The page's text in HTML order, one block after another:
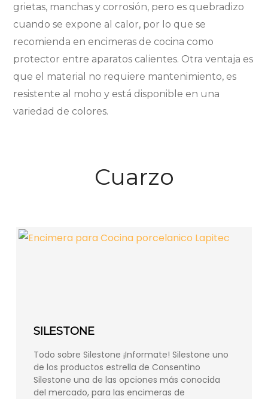
grietas, manchas y corrosión, pero es quebradizo
cuando se expone al calor, por lo que se
recomienda en encimeras de cocina como
protector entre aparatos calientes. Otra ventaja es
que el material no requiere mantenimiento, es
resistente al moho y está disponible en una
variedad de colores.
Cuarzo
SILESTONE
Todo sobre Silestone ¡Informate! Silestone uno
de los productos estrella de Consentino
Silestone una de las opciones más conocida
del mercado, para las encimeras de